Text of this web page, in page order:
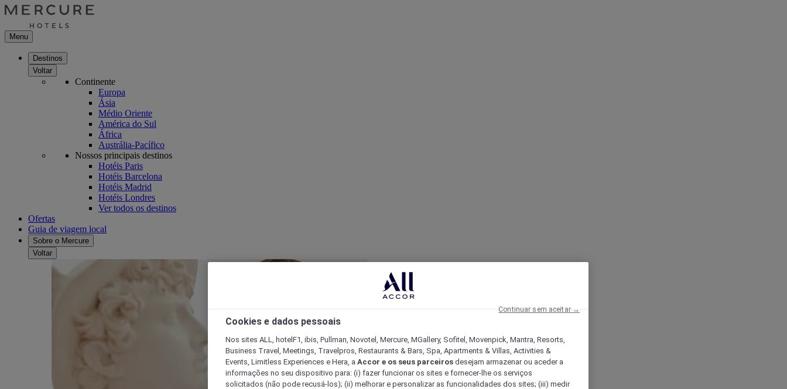
Menu
Destinos
Voltar
Continente
Europa
Ásia
Médio Oriente
América do Sul
África
Austrália-Pacífico
Nossos principais destinos
Hotéis Paris
Hotéis Barcelona
Hotéis Madrid
Hotéis Londres
Ver todos os destinos
Ofertas
Guia de viagem local
Sobre o Mercure
Voltar
Cookies e dados pessoais
Nos sites ALL, hotelF1, ibis, Pullman, Novotel, Mercure, MGallery, Sofitel, Movenpick, Mantra, Resorts,
Business Travel, Meetings, Travelpros, Restaurants & Bars, Spa, Apartments & Villas, Activities &
Events, Limitless Experiences e Hera, a Accor e os seus parceiros desejam armazenar ou aceder a
informações no seu dispositivo para: (i) fazer funcionar os sites e fornecer-lhe os serviços
solicitados (não pode recusá-los); (ii) melhorar e personalizar as funcionalidades dos sites; (iii) medir
Continuar sem aceitar →